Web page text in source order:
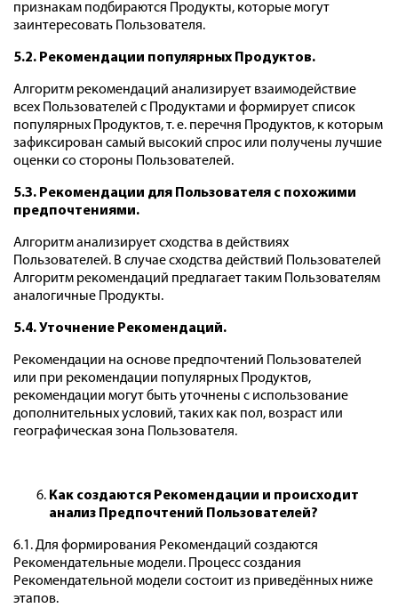
признакам подбираются Продукты, которые могут
заинтересовать Пользователя.
5.2. Рекомендации популярных Продуктов.
Алгоритм рекомендаций анализирует взаимодействие
всех Пользователей с Продуктами и формирует список
популярных Продуктов, т. е. перечня Продуктов, к которым
зафиксирован самый высокий спрос или получены лучшие
оценки со стороны Пользователей.
5.3. Рекомендации для Пользователя с похожими
предпочтениями.
Алгоритм анализирует сходства в действиях
Пользователей. В случае сходства действий Пользователей
Алгоритм рекомендаций предлагает таким Пользователям
аналогичные Продукты.
5.4. Уточнение Рекомендаций.
Рекомендации на основе предпочтений Пользователей
или при рекомендации популярных Продуктов,
рекомендации могут быть уточнены с использование
дополнительных условий, таких как пол, возраст или
географическая зона Пользователя.
Как создаются Рекомендации и происходит
анализ Предпочтений Пользователей?
6.1. Для формирования Рекомендаций создаются
Рекомендательные модели. Процесс создания
Рекомендательной модели состоит из приведённых ниже
этапов.